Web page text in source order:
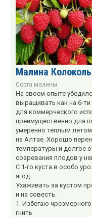
Малина
Сорта малины
На своем опыте
выращивать как на 6-ти
для коммерческого
преимущественно для
умеренно теплым
на Алтае. Хорошо
температуры и долгое
созревания плодов у
С 1-го куста в особо
ягод.
Ухаживать за кустом
и на совесть.
1. Избегаю
гнить